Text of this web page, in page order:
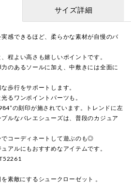
サイズ詳細
感できるほど、柔らかな素材が自慢のバ
程よい高さも嬉しいポイントです。
のあるソールに加え、中敷きには全面に
歩行をサポートします。
るワンポイントパーツも。
の刻印が施されています。トレンドに左
ルなバレエシューズは、普段のカジュア
コーディネートして遊ぶのも◎
アルにもおすすめなアイテムです。
素敵にするシュークローゼット 。